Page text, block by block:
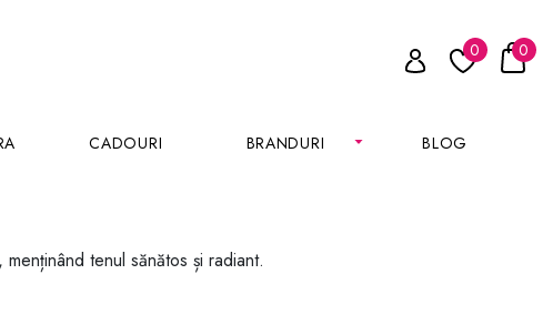
0 0
CADOURI BRANDURI BLOG
tenul sănătos și radiant.